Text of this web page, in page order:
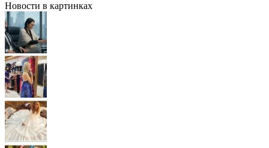
Новости в картинках